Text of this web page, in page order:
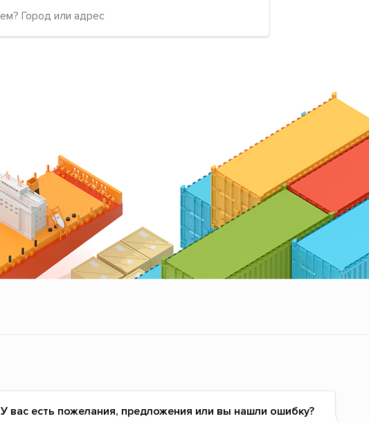
У вас есть пожелания, предложения или вы нашли ошибку?